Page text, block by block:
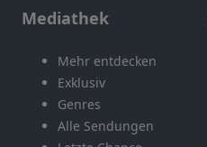
Mediathek
Mehr entdecken
Exklusiv
Genres
Alle Sendungen